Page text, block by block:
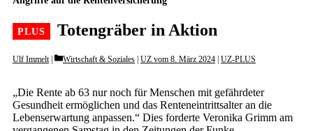
Totengräber in Aktion
Ulf Immelt Categories
Wirtschaft & Soziales UZ vom 8. März 2024 UZ-PLUS
„Die Rente ab 63 nur noch für Menschen mit gefährdeter
Gesundheit ermöglichen und das Renteneintrittsalter an die
Lebenserwartung anpassen.“ Dies forderte Veronika Grimm am